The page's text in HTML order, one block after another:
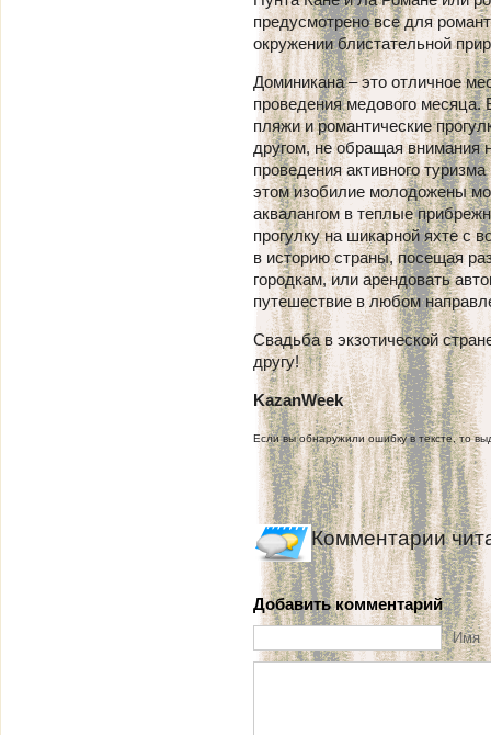
предусмотрено все для
окружении блистательной
Доминикана – это отличное
проведения медового
пляжи и романтические
другом, не обращая внимания
проведения активного
этом изобилие молодожены
аквалангом в теплые
прогулку на шикарной яхте с
в историю страны, посещая
городкам, или арендовать
путешествие в любом
Свадьба в экзотической
другу!
KazanWeek
Если вы обнаружили ошибку в тексте, то
Комментарии
Добавить комментарий
Имя